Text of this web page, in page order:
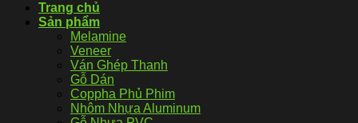
Trang chủ
Sản phẩm
Melamine
Veneer
Ván Ghép Thanh
Gỗ Dán
Coppha Phủ Phim
Nhôm Nhựa Aluminum